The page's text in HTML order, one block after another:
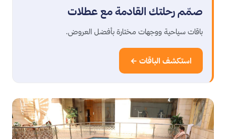
صمّم رحلتك القادمة مع عطلات
باقات سياحية ووجهات مختارة بأفضل العروض.
استكشف الباقات ←